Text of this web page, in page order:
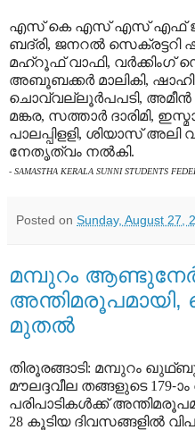
എസ് കെ എസ് എസ് എഫ്
ബദ്‌രി, ജനറല്‍ സെക്രട്ടറി
മഹ്‌റൂഫ് വാഫി, വര്‍ക്കിംഗ്
അബൂബക്കര്‍ മാലികി,
ചൊവ്വല്ലൂര്‍പപടി, അമീന്‍
മങ്കര, സത്താര്‍ ദാരിമി,
പാലപ്പിളളി, ശിയാസ് അലി
നേതൃത്വം നല്‍കി.
- SAMASTHA KERALA SUNNI STUDENTS
Posted on Sunday, August 27,
മമ്പുറം
മുതല്‍
തിരൂരങ്ങാടി: മമ്പുറം
മൗലദ്ദവീല തങ്ങളുടെ
പരിപാടികള്‍ക്ക്‌
28 കൂടിയ ദിവസങ്ങളില്‍